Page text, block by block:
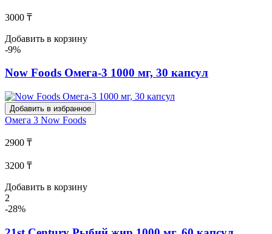
3000 ₸
Добавить в корзину
-9%
Now Foods Омега-3 1000 мг, 30 капсул
Добавить в избранное
Омега 3 Now Foods
2900 ₸
3200 ₸
Добавить в корзину
2
-28%